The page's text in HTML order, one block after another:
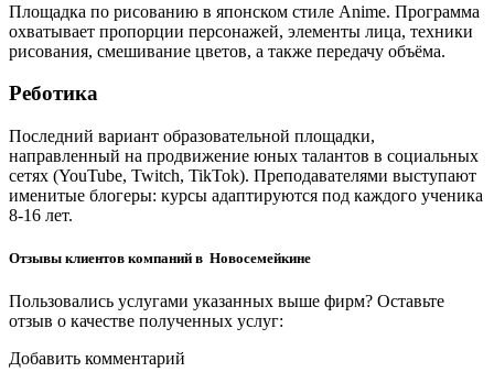
Площадка по рисованию в японском стиле Anime. Программа
охватывает пропорции персонажей, элементы лица, техники
рисования, смешивание цветов, а также передачу объёма.
Реботика
Последний вариант образовательной площадки,
направленный на продвижение юных талантов в социальных
сетях (YouTube, Twitch, TikTok). Преподавателями выступают
именитые блогеры: курсы адаптируются под каждого ученика
8-16 лет.
Отзывы клиентов компаний в Новосемейкине
Пользовались услугами указанных выше фирм? Оставьте
отзыв о качестве полученных услуг:
Добавить комментарий